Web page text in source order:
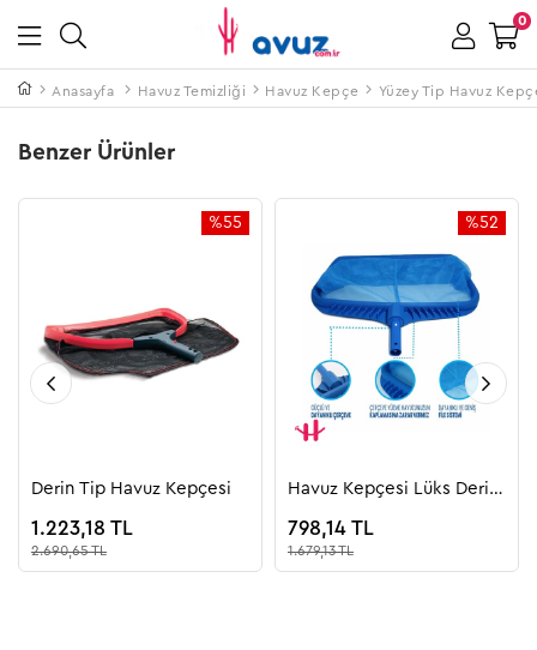
0
Anasayfa Havuz Temizliği Havuz Kepçe Yüzey Tip Havuz
Benzer Ürünler
Derin Tip Havuz Kepçesi
1.223,18 TL
2.690,65 TL
%55
Havuz Kepçesi Lüks Derin
798,14 TL
1.679,13 TL
%52